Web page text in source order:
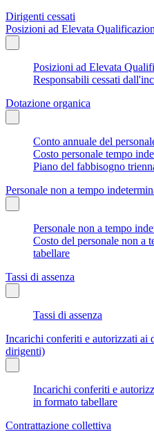
Dirigenti cessati
Posizioni ad Elevata
Posizioni ad Elevata
Responsabili cessati
Dotazione organica
Conto annuale del
Costo personale tempo
Piano del fabbisogno
Personale non a tempo
Personale non a tempo
Costo del personale non a
tabellare
Tassi di assenza
Tassi di assenza
Incarichi conferiti e autorizzati ai
dirigenti)
Incarichi conferiti e
in formato tabellare
Contrattazione collettiva